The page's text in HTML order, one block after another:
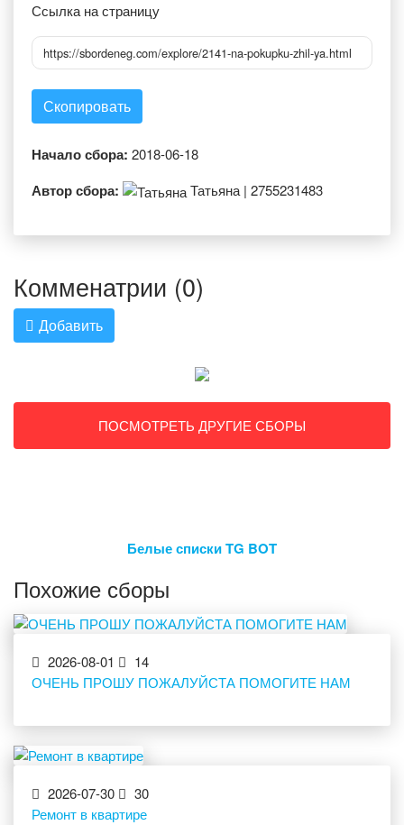
Ссылка на страницу
https://sbordeneg.com/explore/2141-na-pokupku-zhil-ya.html
Скопировать
Начало сбора: 2018-06-18
Автор сбора: Татьяна | 2755231483
Комменатрии (0)
Добавить
ПОСМОТРЕТЬ ДРУГИЕ СБОРЫ
Белые списки TG BOT
Похожие сборы
2026-08-01
14
ОЧЕНЬ ПРОШУ ПОЖАЛУЙСТА ПОМОГИТЕ НАМ
2026-07-30
30
Ремонт в квартире